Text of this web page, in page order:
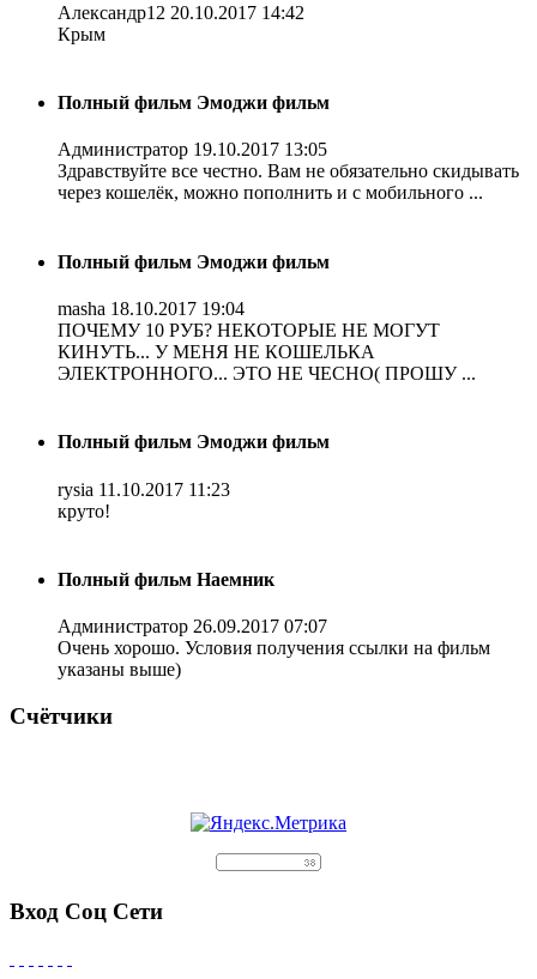
Александр12 20.10.2017 14:42
Крым
Полный фильм Эмоджи фильм
Администратор 19.10.2017 13:05
Здравствуйте все честно. Вам не обязательно скидывать
через кошелёк, можно пополнить и с мобильного ...
Полный фильм Эмоджи фильм
masha 18.10.2017 19:04
ПОЧЕМУ 10 РУБ? НЕКОТОРЫЕ НЕ МОГУТ
КИНУТЬ... У МЕНЯ НЕ КОШЕЛЬКА
ЭЛЕКТРОННОГО... ЭТО НЕ ЧЕСНО( ПРОШУ ...
Полный фильм Эмоджи фильм
rysia 11.10.2017 11:23
круто!
Полный фильм Наемник
Администратор 26.09.2017 07:07
Очень хорошо. Условия получения ссылки на фильм
указаны выше)
Счётчики
Вход Соц Сети